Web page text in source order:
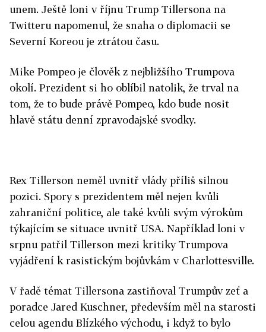
unem. Ještě loni v říjnu Trump Tillersona na
Twitteru napomenul, že snaha o diplomacii se
Severní Koreou je ztrátou času.
Mike Pompeo je člověk z nejbližšího Trumpova
okolí. Prezident si ho oblíbil natolik, že trval na
tom, že to bude právě Pompeo, kdo bude nosit
hlavě státu denní zpravodajské svodky.
Rex Tillerson neměl uvnitř vlády příliš silnou
pozici. Spory s prezidentem měl nejen kvůli
zahraniční politice, ale také kvůli svým výrokům
týkajícím se situace uvnitř USA. Například loni v
srpnu patřil Tillerson mezi kritiky Trumpova
vyjádření k rasistickým bojůvkám v Charlottesville.
V řadě témat Tillersona zastiňoval Trumpův zeť a
poradce Jared Kuschner, především měl na starosti
celou agendu Blízkého východu, i když to bylo